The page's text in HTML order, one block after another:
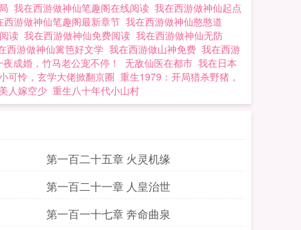
我在西游做神仙笔趣阁在线阅读 我在西游做神仙起点
西游做神仙笔趣阁最新章节 我在西游做神仙憨憨道
读 我在西游做神仙免费阅读 我在西游做神仙无防
西游做神仙篱笆好文学 我在西游做山神免费 我在西游
夜成婚，竹马老公宠不停！ 无敌仙医在都市 我在日本
可怜，玄学大佬掀翻京圈 重生1979：开局猎杀野猪，
人嫁空少 重生八十年代小山村
第一百二十五章 火灵机缘
第一百二十一章 人皇治世
第一百一十七章 奔命曲泉